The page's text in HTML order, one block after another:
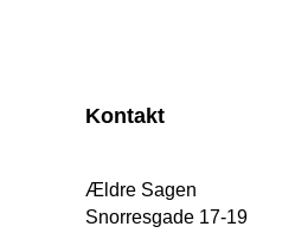
Kontakt
Ældre Sagen
Snorresgade 17-19